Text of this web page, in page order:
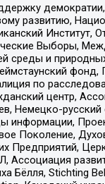
развитию,
Институт,
Выборы,
и природных
фонд,
по
центр,
Немецко-
информации,
Поколение,
Предприятий,
Бёлля, Stichting